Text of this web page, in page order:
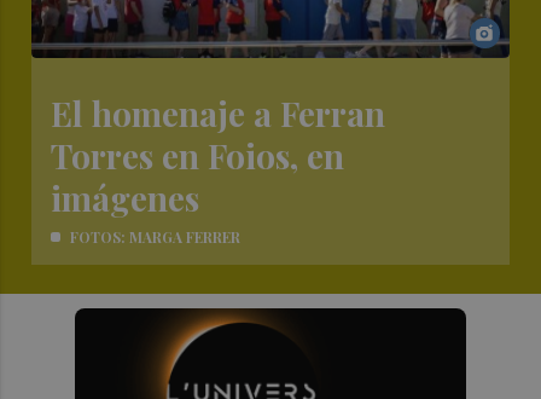
El homenaje a Ferran
Torres en Foios, en
imágenes
FOTOS: MARGA FERRER